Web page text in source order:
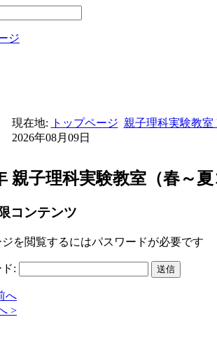
ジ
現在地: トップページ 親子理科実験教室
2026年08月09日
親子理科実験教室（春～
コンテンツ
ジを閲覧するにはパスワードが必要です
:
へ
>